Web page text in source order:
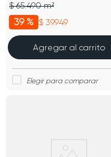
39 % $ 39.949
$ 65.490 m²
Agregar al carrito